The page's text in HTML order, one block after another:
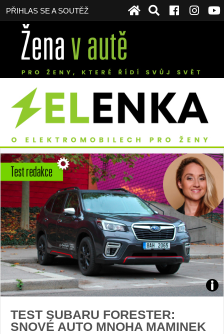
PŘIHLAS SE A SOUTĚŽ
TEST SUBARU FORESTER:
SNOVÉ AUTO MNOHA MAMINEK